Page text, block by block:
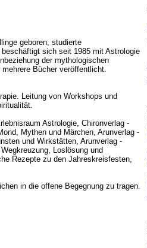
geboren, studierte
sich seit 1985 mit Astrologie
der mythologischen
Bücher veröffentlicht.
Leitung von Workshops und
Astrologie, Chironverlag -
Mythen und Märchen, Arunverlag -
und Wirkstätten, Arunverlag -
Loslösung und
Rezepte zu den Jahreskreisfesten,
in die offene Begegnung zu tragen.